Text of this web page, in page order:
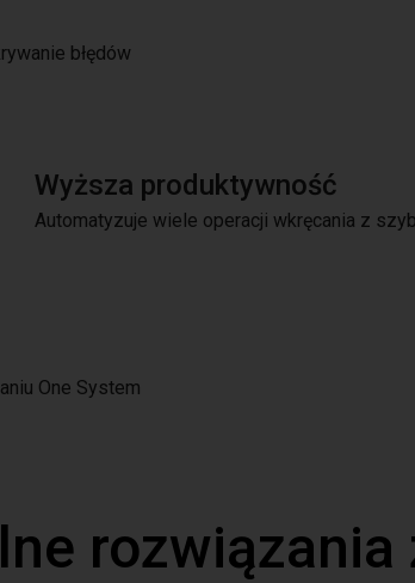
błędów
Wyższa produktywność
Automatyzuje wiele operacji wkręcania z
One System